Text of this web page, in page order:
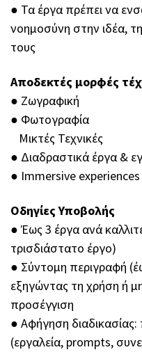
●︎ Τα έργα πρέπει να
νοημοσύνη στην ιδέα,
τους
Αποδεκτές μορφές
●︎ Ζωγραφική
●︎ Φωτογραφία
︎ ︎ ︎ Μικτές Τεχνικές
●︎ Διαδραστικά έργα &
●︎ Immersive
Οδηγίες Υποβολής
●︎ Έως 3 έργα ανά
τρισδιάστατο έργο)
●︎ Σύντομη περιγραφή
εξηγώντας τη χρήση ή
προσέγγιση
●︎ Αφήγηση
(εργαλεία, prompts,